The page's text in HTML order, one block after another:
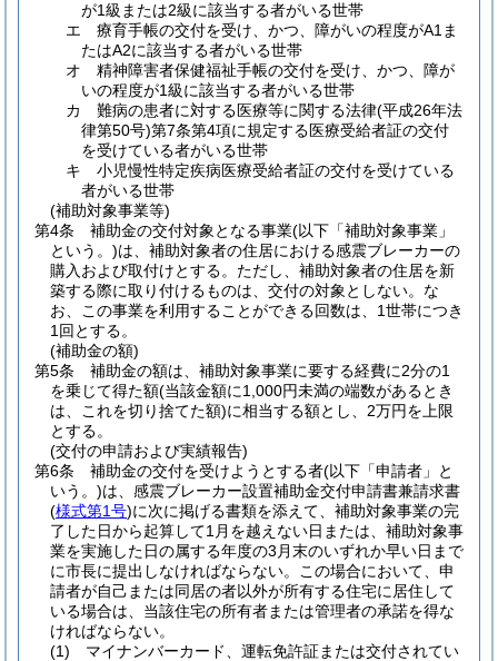
が1級または2級に該当する者がいる世帯
エ
療育手帳の交付を受け、かつ、障がいの程度がA1ま
たはA2に該当する者がいる世帯
オ
精神障害者保健福祉手帳の交付を受け、かつ、障が
いの程度が1級に該当する者がいる世帯
カ
難病の患者に対する医療等に関する法律(平成26年法
律第50号)第7条第4項に規定する医療受給者証の交付
を受けている者がいる世帯
キ
小児慢性特定疾病医療受給者証の交付を受けている
者がいる世帯
(補助対象事業等)
第4条
補助金の交付対象となる事業(以下「補助対象事業」
という。)は、補助対象者の住居における感震ブレーカーの
購入および取付けとする。 ただし、補助対象者の住居を新
築する際に取り付けるものは、交付の対象としない。 な
お、この事業を利用することができる回数は、1世帯につき
1回とする。
(補助金の額)
第5条
補助金の額は、補助対象事業に要する経費に2分の1
を乗じて得た額(当該金額に1,000円未満の端数があるとき
は、これを切り捨てた額)に相当する額とし、2万円を上限
とする。
(交付の申請および実績報告)
第6条
補助金の交付を受けようとする者(以下「申請者」と
いう。)は、感震ブレーカー設置補助金交付申請書兼請求書
(様式第1号)に次に掲げる書類を添えて、補助対象事業の完
了した日から起算して1月を越えない日または、補助対象事
業を実施した日の属する年度の3月末のいずれか早い日まで
に市長に提出しなければならない。
この場合において、申
請者が自己または同居の者以外が所有する住宅に居住して
いる場合は、当該住宅の所有者または管理者の承諾を得な
ければならない。
(1)
マイナンバーカード、運転免許証または交付されてい